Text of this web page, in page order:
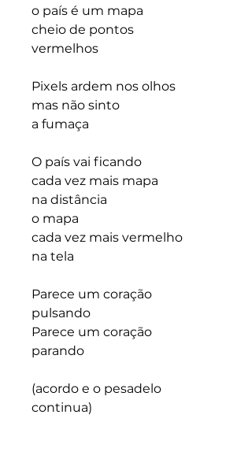
o país é um mapa
cheio de pontos
vermelhos
Pixels ardem nos olhos
mas não sinto
a fumaça
O país vai ficando
cada vez mais mapa
na distância
o mapa
cada vez mais vermelho
na tela
Parece um coração
pulsando
Parece um coração
parando
(acordo e o pesadelo
continua)